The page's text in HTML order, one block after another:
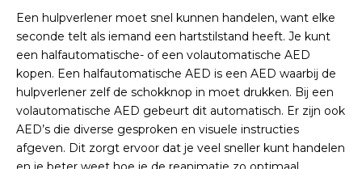
Een hulpverlener moet snel kunnen handelen, want elke
seconde telt als iemand een hartstilstand heeft. Je kunt
een halfautomatische- of een volautomatische AED
kopen. Een halfautomatische AED is een AED waarbij de
hulpverlener zelf de schokknop in moet drukken. Bij een
volautomatische AED gebeurt dit automatisch. Er zijn ook
AED’s die diverse gesproken en visuele instructies
afgeven. Dit zorgt ervoor dat je veel sneller kunt handelen